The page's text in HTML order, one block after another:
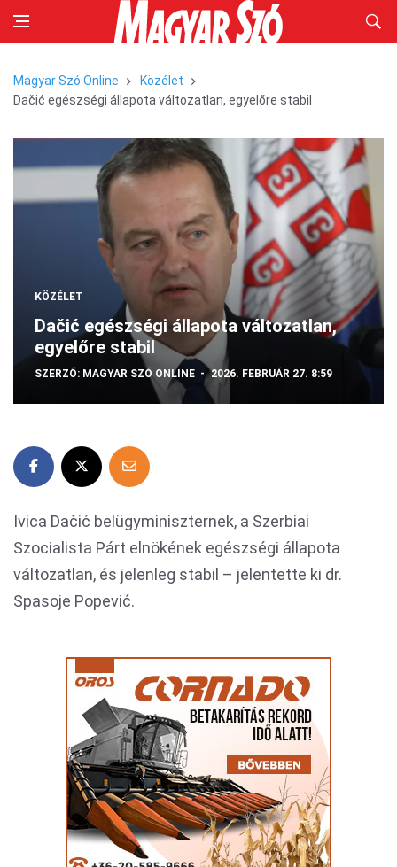
Magyar Szó Online
Közélet
Dačić egészségi állapota változatlan, egyelőre stabil
KÖZÉLET
Dačić egészségi állapota változatlan,
egyelőre stabil
SZERZŐ: MAGYAR SZÓ ONLINE 2026. FEBRUÁR 27. 8:59
Ivica Dačić belügyminiszternek, a Szerbiai
Szocialista Párt elnökének egészségi állapota
változatlan, és jelenleg stabil – jelentette ki dr.
Spasoje Popević.